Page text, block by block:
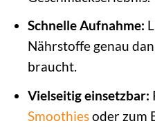
Schnelle Aufnahme:
Nährstoffe genau
braucht.
Vielseitig einsetzbar:
Smoothiesoder zum